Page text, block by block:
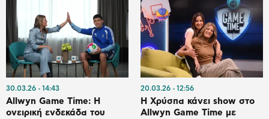
30.03.26 14:43
Allwyn Game Time: Η
ονειρική ενδεκάδα του
20.03.26 12:56
Η Χρύσπα κάνει show στο
Allwyn Game Time με